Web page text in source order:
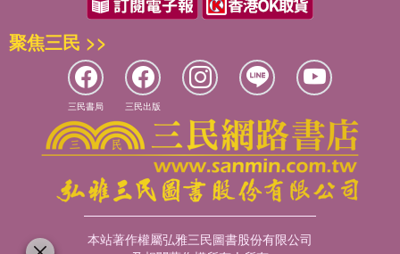
聚焦三民 >>
三民書局 三民出版
本站著作權屬弘雅三民圖書股份有限公司